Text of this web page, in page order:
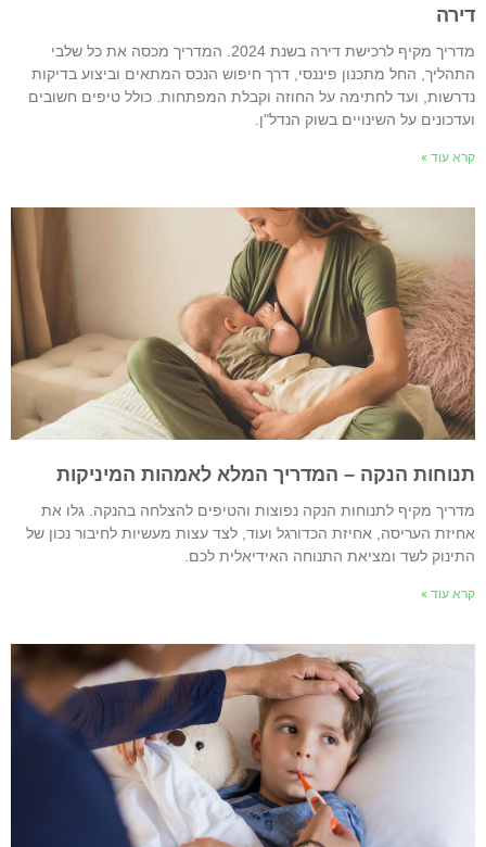
מדריך מקיף לרכישת דירה בשנת 2024. המדריך מכסה את כל שלבי
החל מתכנון פיננסי, דרך חיפוש הנכס המתאים וביצוע בדיקות
ועד לחתימה על החוזה וקבלת המפתחות. כולל טיפים חשובים
על השינויים בשוק הנדל"ן.
עוד »
הנקה – המדריך המלא לאמהות המיניקות
מקיף לתנוחות הנקה נפוצות והטיפים להצלחה בהנקה. גלו את
העריסה, אחיזת הכדורגל ועוד, לצד עצות מעשיות לחיבור נכון של
לשד ומציאת התנוחה האידיאלית לכם.
עוד »